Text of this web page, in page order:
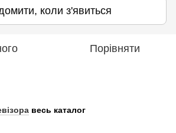
коли з'явиться
Порівняти
весь каталог